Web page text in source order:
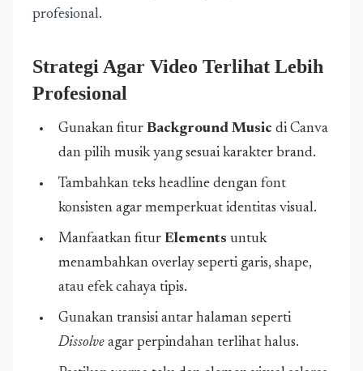
profesional.
Strategi Agar Video Terlihat Lebih
Profesional
Gunakan fitur Background Music di Canva
dan pilih musik yang sesuai karakter brand.
Tambahkan teks headline dengan font
konsisten agar memperkuat identitas visual.
Manfaatkan fitur Elements untuk
menambahkan overlay seperti garis, shape,
atau efek cahaya tipis.
Gunakan transisi antar halaman seperti
Dissolve agar perpindahan terlihat halus.